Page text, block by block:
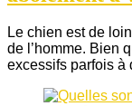
Le chien est de
de l’homme. Bien
excessifs parfois à